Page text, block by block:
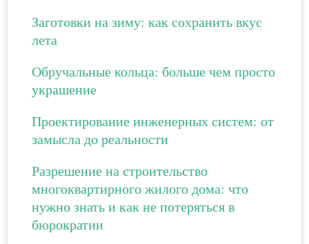
Заготовки на зиму: как сохранить вкус
лета
Обручальные кольца: больше чем просто
украшение
Проектирование инженерных систем: от
замысла до реальности
Разрешение на строительство
многоквартирного жилого дома: что
нужно знать и как не потеряться в
бюрократии